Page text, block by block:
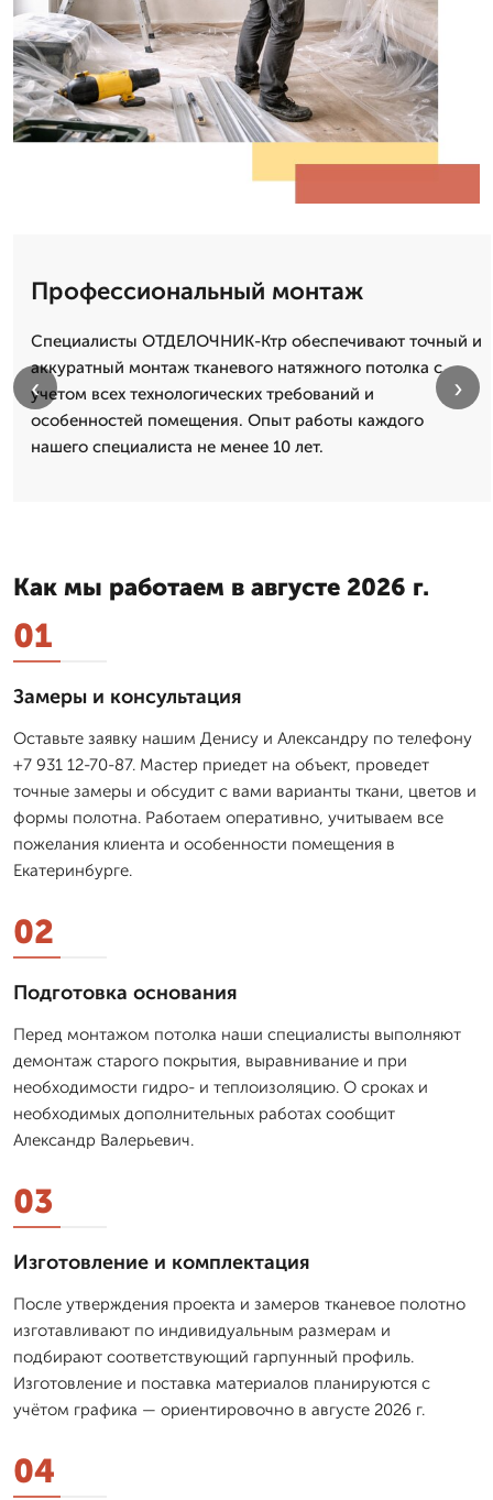
Профессиональный монтаж
Специалисты ОТДЕЛОЧНИК-Ктр обеспечивают точный и
аккуратный монтаж тканевого натяжного потолка с
учетом всех технологических требований и
особенностей помещения. Опыт работы каждого
нашего специалиста не менее 10 лет.
‹ ›
Как мы работаем в августе 2026 г.
01
Замеры и консультация
Оставьте заявку нашим Денису и Александру по телефону
+7 931 12-70-87. Мастер приедет на объект, проведет
точные замеры и обсудит с вами варианты ткани, цветов и
формы полотна. Работаем оперативно, учитываем все
пожелания клиента и особенности помещения в
Екатеринбурге.
02
Подготовка основания
Перед монтажом потолка наши специалисты выполняют
демонтаж старого покрытия, выравнивание и при
необходимости гидро- и теплоизоляцию. О сроках и
необходимых дополнительных работах сообщит
Александр Валерьевич.
03
Изготовление и комплектация
После утверждения проекта и замеров тканевое полотно
изготавливают по индивидуальным размерам и
подбирают соответствующий гарпунный профиль.
Изготовление и поставка материалов планируются с
учётом графика — ориентировочно в августе 2026 г.
04